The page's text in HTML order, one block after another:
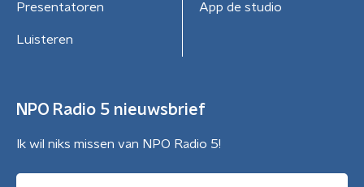
Presentatoren
Luisteren
App de studio
NPO Radio 5 nieuwsbrief
Ik wil niks missen van NPO Radio 5!